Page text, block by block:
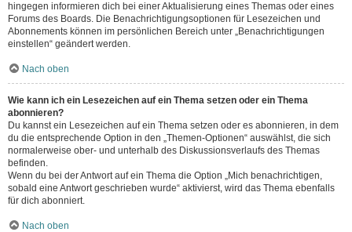
hingegen informieren dich bei einer Aktualisierung eines Themas oder eines
Forums des Boards. Die Benachrichtigungsoptionen für Lesezeichen und
Abonnements können im persönlichen Bereich unter „Benachrichtigungen
einstellen“ geändert werden.
Nach oben
Wie kann ich ein Lesezeichen auf ein Thema setzen oder ein Thema
abonnieren?
Du kannst ein Lesezeichen auf ein Thema setzen oder es abonnieren, in dem
du die entsprechende Option in den „Themen-Optionen“ auswählst, die sich
normalerweise ober- und unterhalb des Diskussionsverlaufs des Themas
befinden.
Wenn du bei der Antwort auf ein Thema die Option „Mich benachrichtigen,
sobald eine Antwort geschrieben wurde“ aktivierst, wird das Thema ebenfalls
für dich abonniert.
Nach oben